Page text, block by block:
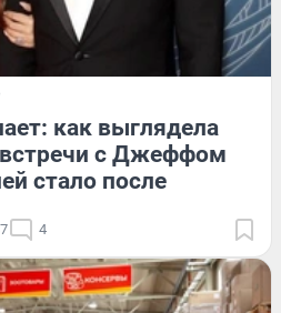
как выглядела
с Джеффом
стало после
4